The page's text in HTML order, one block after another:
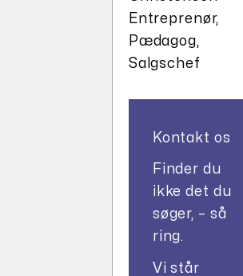
Entreprenør,
Pædagog,
Salgschef
Kontakt os
Finder du
ikke det du
søger, – så
ring.
Vi står